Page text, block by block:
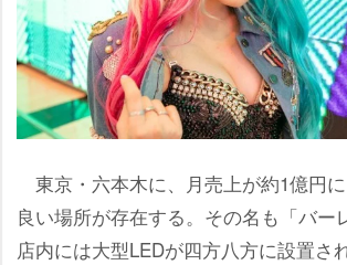
東京・六本木に、月売上が約1億円
良い場所が存在する。その名も「バー
店内には大型LEDが四方八方に設置さ